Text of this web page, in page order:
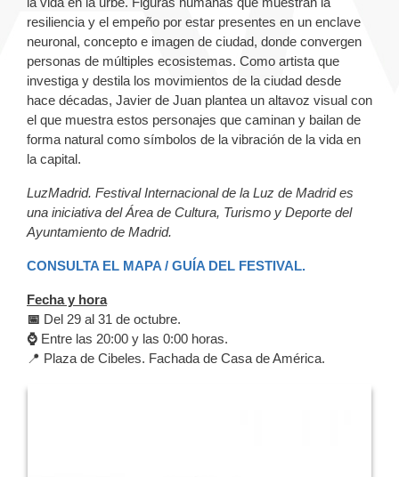
resiliencia y el empeño por estar presentes en un enclave
neuronal, concepto e imagen de ciudad, donde convergen
personas de múltiples ecosistemas. Como artista que
investiga y destila los movimientos de la ciudad desde
hace décadas, Javier de Juan plantea un altavoz visual con
el que muestra estos personajes que caminan y bailan de
forma natural como símbolos de la vibración de la vida en
la capital.
LuzMadrid. Festival Internacional de la Luz de Madrid es
una iniciativa del Área de Cultura, Turismo y Deporte del
Ayuntamiento de Madrid.
CONSULTA EL MAPA / GUÍA DEL FESTIVAL.
Fecha y hora
📅 Del 29 al 31 de octubre.
⌚ Entre las 20:00 y las 0:00 horas.
📍 Plaza de Cibeles. Fachada de Casa de América.